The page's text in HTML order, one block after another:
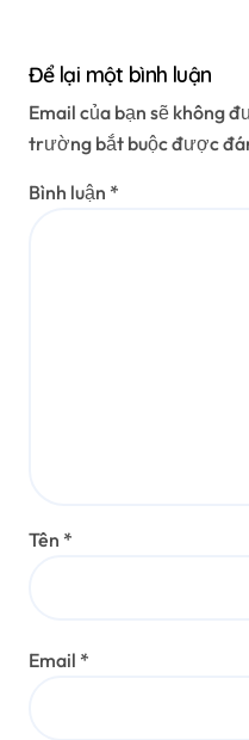
Để lại một bình luận
Email của bạn sẽ không
trường bắt buộc được
Bình luận *
Tên *
Email *